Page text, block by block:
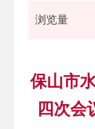
浏览量
保山市
四次会